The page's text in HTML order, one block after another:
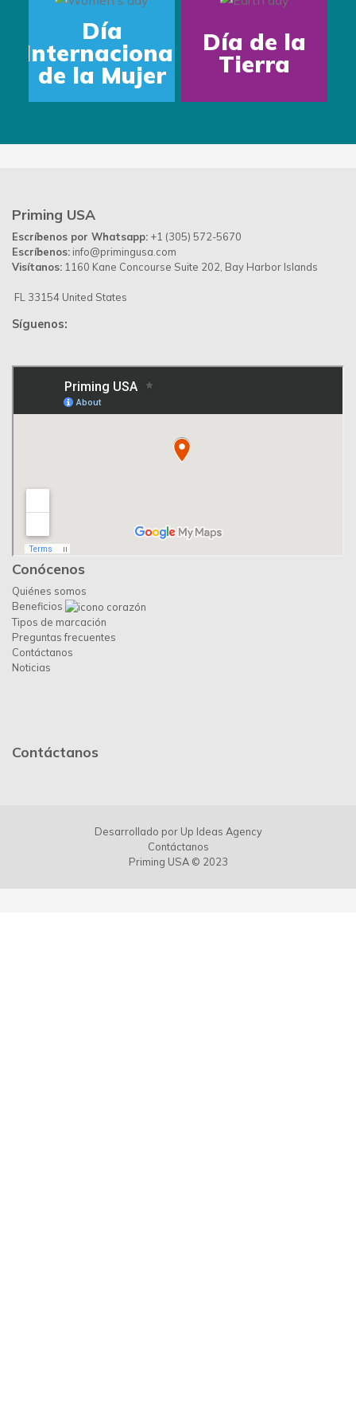
Día
Internacional
de la Mujer
Día de la
Tierra
Priming USA
Escríbenos por Whatsapp: +1 (305) 572-5670
Escríbenos: info@primingusa.com
Visítanos: 1160 Kane Concourse Suite 202, Bay Harbor Islands
FL 33154 United States
Síguenos:
Conócenos
Quiénes somos
Beneficios
Tipos de marcación
Preguntas frecuentes
Contáctanos
Noticias
Contáctanos
Desarrollado por Up Ideas Agency
Contáctanos
Priming USA © 2023